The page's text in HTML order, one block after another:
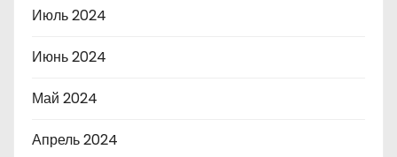
Июль 2024
Июнь 2024
Май 2024
Апрель 2024